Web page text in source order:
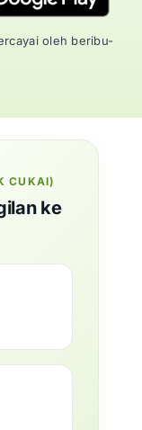
oleh beribu-
CUKAI)
ke